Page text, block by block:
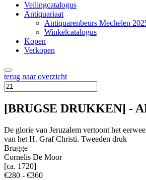
Veilingcatalogus
Antiquariaat
Antiquarenbeurs Mechelen
Winkelcatalogus
Kopen
Verkopen
terug naar overzicht
[BRUGSE DRUKKEN] -
De glorie van Jeruzalem vertoont het
van het H. Graf Christi. Tweeden druk
Brugge
Cornelis De Moor
[ca. 1720]
€280 - €360